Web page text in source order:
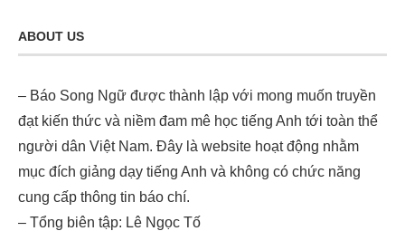
ABOUT US
– Báo Song Ngữ được thành lập với mong muốn truyền
đạt kiến thức và niềm đam mê học tiếng Anh tới toàn thể
người dân Việt Nam. Đây là website hoạt động nhằm
mục đích giảng dạy tiếng Anh và không có chức năng
cung cấp thông tin báo chí.
– Tổng biên tập: Lê Ngọc Tố